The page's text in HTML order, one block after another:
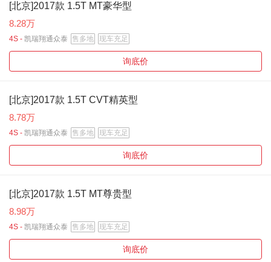
[北京]2017款 1.5T MT豪华型
8.28万
4S - 凯瑞翔通众泰 售多地 现车充足
询底价
[北京]2017款 1.5T CVT精英型
8.78万
4S - 凯瑞翔通众泰 售多地 现车充足
询底价
[北京]2017款 1.5T MT尊贵型
8.98万
4S - 凯瑞翔通众泰 售多地 现车充足
询底价